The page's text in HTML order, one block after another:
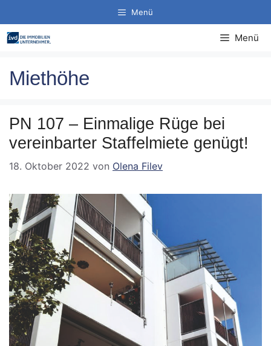
Inhalt
springen
Menü
Menü
Miethöhe
PN 107 – Einmalige Rüge bei
vereinbarter Staffelmiete genügt!
18. Oktober 2022 von Olena Filev